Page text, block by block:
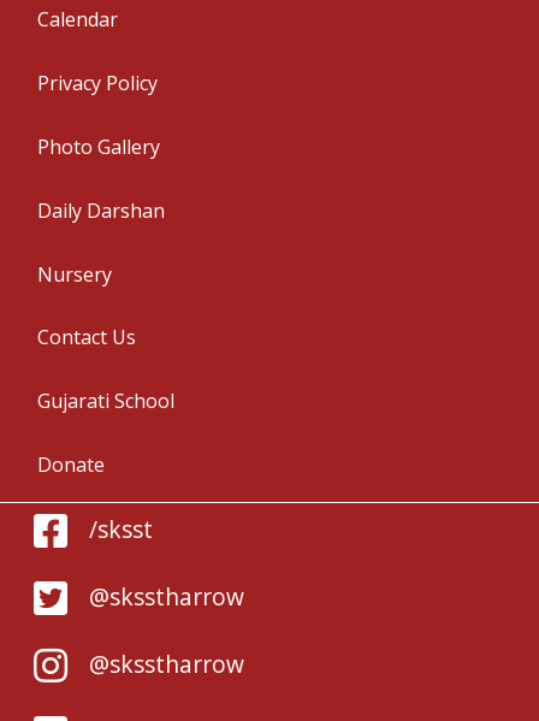
Calendar
Privacy Policy
Photo Gallery
Daily Darshan
Nursery
Contact Us
Gujarati School
Donate
/sksst
@sksstharrow
@sksstharrow